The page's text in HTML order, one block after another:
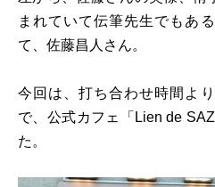
まれていて伝筆先生でもあ
て、佐藤昌人さん。
今回は、打ち合わせ時間よ
で、公式カフェ「Lien de
た。